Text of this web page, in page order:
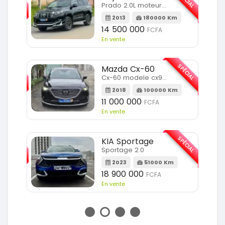
Prado 2.0L moteur d4d
2013 180000 Km
14 500 000 FCFA
En vente
Mazda Cx-60
Cx-60 modele cx9 full option
2018 100000 Km
11 000 000 FCFA
En vente
SPÉCIAL
KIA Sportage
Sportage 2.0
2023 51000 Km
18 900 000 FCFA
En vente
SPÉCIAL